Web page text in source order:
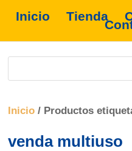
Inicio Tienda
Inicio / Productos
venda multiuso